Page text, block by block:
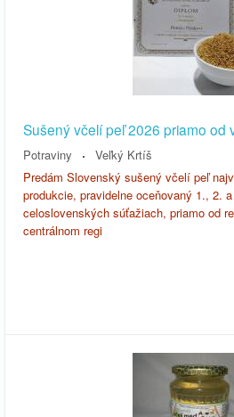
Sušený včelí peľ 2026 priamo od
Potraviny
Veľký Krtíš
Predám Slovenský sušený včelí peľ
produkcie, pravidelne oceňovaný 1., 2.
celoslovenských súťažiach, priamo od
centrálnom regi